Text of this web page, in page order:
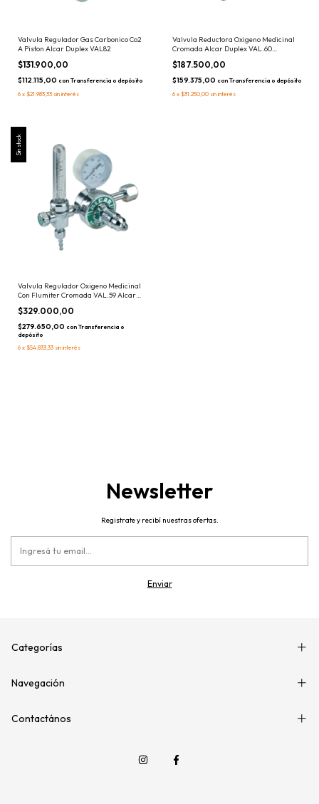
Valvula Regulador Gas Carbonico Co2
A Piston Alcar Duplex VAL82
$131.900,00
$112.115,00 con Transferencia o depósito
6 x $21.983,33 sin interés
Valvula Reductora Oxigeno Medicinal
Cromada Alcar Duplex VAL.60
Regulador
$187.500,00
$159.375,00 con Transferencia o depósito
6 x $31.250,00 sin interés
Sin stock
Valvula Regulador Oxigeno Medicinal
Con Flumiter Cromada VAL.59 Alcar
Duplex
$329.000,00
$279.650,00 con Transferencia o
depósito
6 x $54.833,33 sin interés
Newsletter
Registrate y recibí nuestras ofertas.
Categorías
Navegación
Contactános